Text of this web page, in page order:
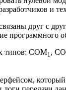
и
друг с
типов: COM1,